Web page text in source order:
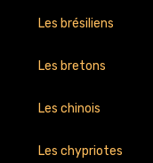
Les brésiliens
Les bretons
Les chinois
Les chypriotes